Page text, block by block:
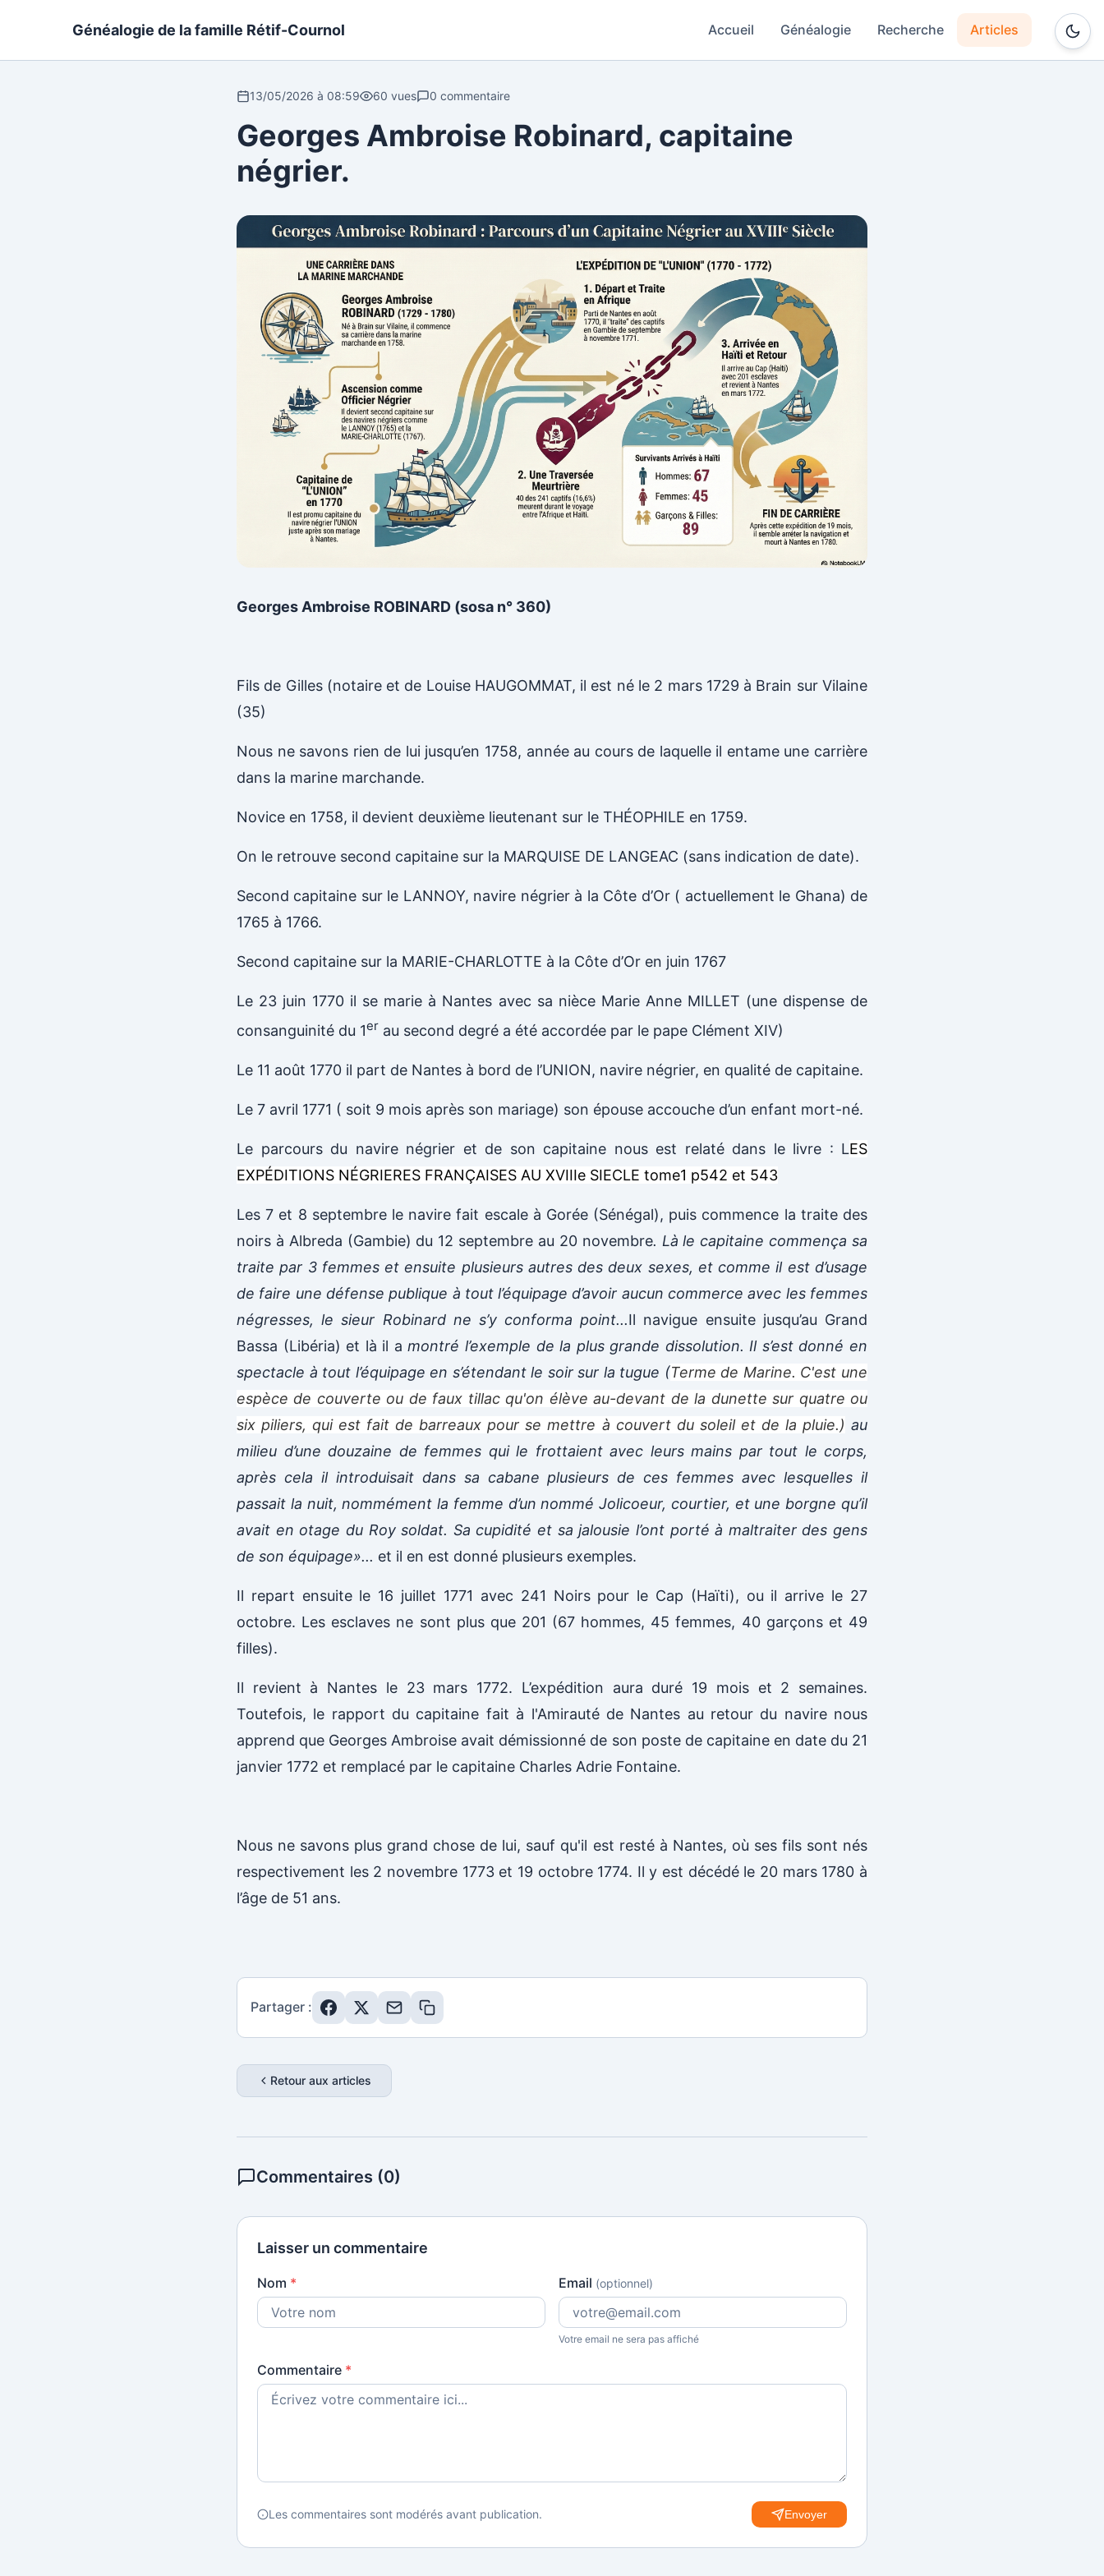
Généalogie de la famille Rétif-Cournol Accueil Généalogie Recherche Articles
13/05/2026 à 08:59 60 vues 0 commentaire
Georges Ambroise Robinard, capitaine
négrier.
Georges Ambroise ROBINARD (sosa n° 360)
Fils de Gilles (notaire et de Louise HAUGOMMAT, il est né le 2 mars 1729 à Brain sur Vilaine
(35)
Nous ne savons rien de lui jusqu’en 1758, année au cours de laquelle il entame une carrière
dans la marine marchande.
Novice en 1758, il devient deuxième lieutenant sur le THÉOPHILE en 1759.
On le retrouve second capitaine sur la MARQUISE DE LANGEAC (sans indication de date).
Second capitaine sur le LANNOY, navire négrier à la Côte d’Or ( actuellement le Ghana) de
1765 à 1766.
Second capitaine sur la MARIE-CHARLOTTE à la Côte d’Or en juin 1767
Le 23 juin 1770 il se marie à Nantes avec sa nièce Marie Anne MILLET (une dispense de
consanguinité du 1er au second degré a été accordée par le pape Clément XIV)
Le 11 août 1770 il part de Nantes à bord de l’UNION, navire négrier, en qualité de capitaine.
Le 7 avril 1771 ( soit 9 mois après son mariage) son épouse accouche d’un enfant mort-né.
Le parcours du navire négrier et de son capitaine nous est relaté dans le livre : LES
EXPÉDITIONS NÉGRIERES FRANÇAISES AU XVIIIe SIECLE tome1 p542 et 543
Les 7 et 8 septembre le navire fait escale à Gorée (Sénégal), puis commence la traite des
noirs à Albreda (Gambie) du 12 septembre au 20 novembre. Là le capitaine commença sa
traite par 3 femmes et ensuite plusieurs autres des deux sexes, et comme il est d’usage
de faire une défense publique à tout l’équipage d’avoir aucun commerce avec les femmes
négresses, le sieur Robinard ne s’y conforma point...Il navigue ensuite jusqu’au Grand
Bassa (Libéria) et là il amontré l’exemple de la plus grande dissolution. Il s’est donné en
spectacle à tout l’équipage en s’étendant le soir sur la tugue (Terme de Marine. C'est une
espèce de couverte ou de faux tillac qu'on élève au-devant de la dunette sur quatre ou
six piliers, qui est fait de barreaux pour se mettre à couvert du soleil et de la pluie.) au
milieu d’une douzaine de femmes qui le frottaient avec leurs mains par tout le corps,
après cela il introduisait dans sa cabane plusieurs de ces femmes avec lesquelles il
passait la nuit, nommément la femme d’un nommé Jolicoeur, courtier, et une borgne qu’il
avait en otage du Roy soldat. Sa cupidité et sa jalousie l’ont porté à maltraiter des gens
de son équipage»... et il en est donné plusieurs exemples.
Il repart ensuite le 16 juillet 1771 avec 241 Noirs pour le Cap (Haïti), ou il arrive le 27
octobre. Les esclaves ne sont plus que 201 (67 hommes, 45 femmes, 40 garçons et 49
filles).
Il revient à Nantes le 23 mars 1772. L’expédition aura duré 19 mois et 2 semaines.
Toutefois, le rapport du capitaine fait à l'Amirauté de Nantes au retour du navire nous
apprend que Georges Ambroise avait démissionné de son poste de capitaine en date du 21
janvier 1772 et remplacé par le capitaine Charles Adrie Fontaine.
Nous ne savons plus grand chose de lui, sauf qu'il est resté à Nantes, où ses fils sont nés
respectivement les 2 novembre 1773 et 19 octobre 1774. Il y est décédé le 20 mars 1780 à
l’âge de 51 ans.
Partager :
Retour aux articles
Commentaires (0)
Laisser un commentaire
Nom * Email (optionnel)
Votre email ne sera pas affiché
Commentaire *
Les commentaires sont modérés avant publication. Envoyer